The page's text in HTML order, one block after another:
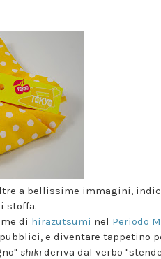
a bellissime immagini,
stoffa.
di hirazutsumi nel Periodo
e diventare tappetino
shikideriva dal verbo